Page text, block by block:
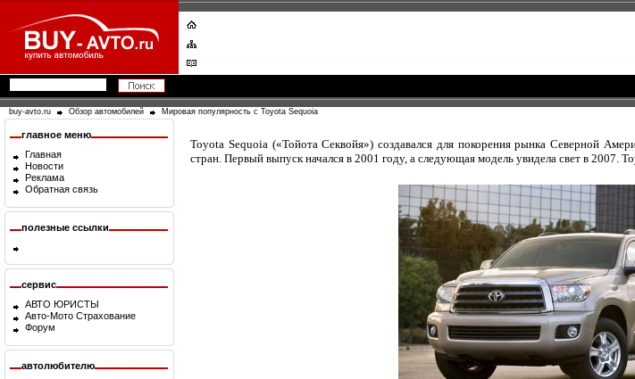
buy-avto.ru Обзор автомобилей Мировая популярность с Toyota Sequoia
главное меню
Главная
Новости
Реклама
Обратная связь
полезные ссылки
сервис
АВТО ЮРИСТЫ
Авто-Мото Страхование
Форум
автолюбителю
Toyota Sequoia («Тойота Секвойя») создавался для покорения рынка Северной
стран. Первый выпуск начался в 2001 году, а следующая модель увидела свет в 2007.